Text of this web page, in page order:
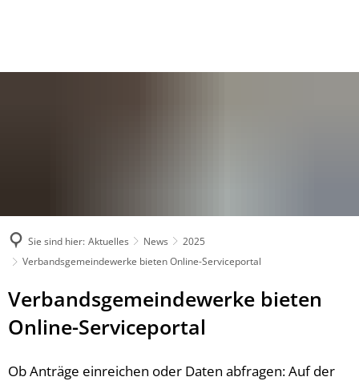
Sie sind hier: Aktuelles News
2025
Verbandsgemeindewerke bieten Online-Serviceportal
Verbandsgemeindewerke bieten
Online-Serviceportal
Ob Anträge einreichen oder Daten abfragen: Auf der